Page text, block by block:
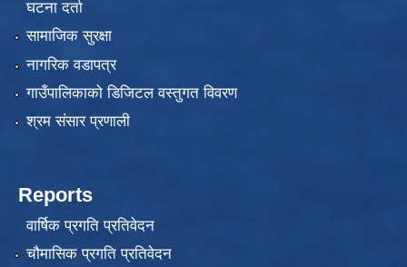
घटना दर्ता
सामाजिक सुरक्षा
नागरिक वडापत्र
गाउँपालिकाको डिजिटल वस्तुगत विवरण
श्रम संसार प्रणाली
Reports
वार्षिक प्रगति प्रतिवेदन
चौमासिक प्रगति प्रतिवेदन